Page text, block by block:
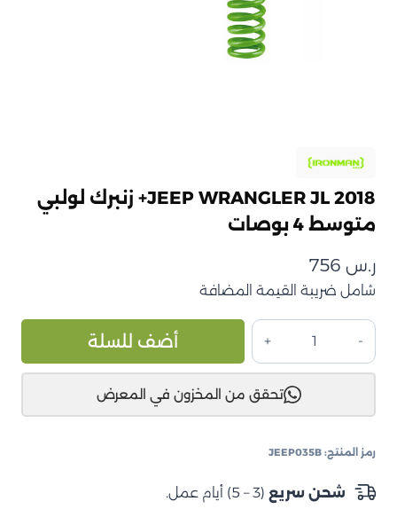
JEEP WRANGLER JL 2018+ زنبرك لولبي
متوسط 4 بوصات
ر.س
شامل ضريبة القيمة المضافة
كمية
JEEP
WRANGLER
2018+
لولبي
متوسط
أضف للسلة
تحقق من المخزون في المعرض
رمز المنتج: JEEP035B
شحن سريع (3 – 5) أيام عمل.